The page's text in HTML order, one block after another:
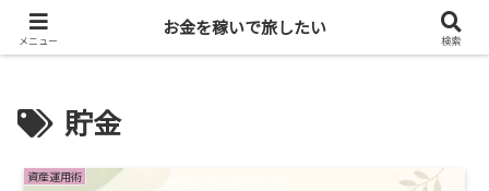
投資・暗号資産で旅に出る
貯金
資産運用術
メニュー
お金を稼いで旅したい
検索